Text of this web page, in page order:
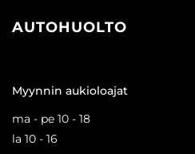
AUTOHUOLTO
Myynnin aukioloajat
ma - pe 10 - 18
la 10 - 16